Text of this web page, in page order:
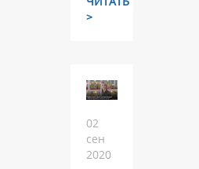
>
02
сен
2020